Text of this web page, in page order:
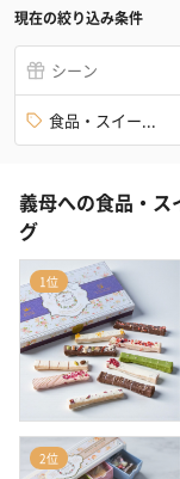
現在の絞り込み条件
シーン
食品・スイー...
義母への食品・ス
グ
1位
2位